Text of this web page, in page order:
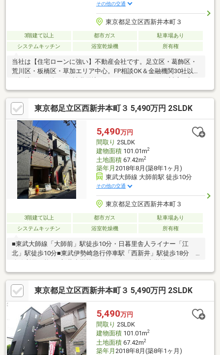
その他の交通
東京都足立区西新井本町３
3階建て以上 都市ガス
駐車場あり
システムキッチン
浴室乾燥機 所有権
当社は【住宅ローンに強い】不動産会社です。足立区・葛飾区・
荒川区・板橋区・草加エリア中心。FP相談OK＆金融機関30社以上
ての方や、他社で住宅ローンが難しかった方も安心してご相談く
ださい。▼資料請求・内覧予約 受付中▼フリーダイヤル：0120-
699-295電話が苦手な方は【下記パンフレット内LINE】から相談も
可能です。
東京都足立区西新井本町３ 5,490万円 2SLDK
5,490万円
間取り 2SLDK
建物面積101.01m2
土地面積67.42m2
築年月 2018年8月(築8年1ヶ月)
東武大師線 大師前駅 徒歩10分
その他の交通
東京都足立区西新井本町３
3階建て以上 都市ガス
駐車場あり
システムキッチン
浴室乾燥機 所有権
■東武大師線「大師前」駅徒歩10分・日暮里舎人ライナー「江
北」駅徒歩10分■東武伊勢崎急行停車駅「西新井」駅徒歩18分 3
ｍでお子様の通学も安心■室内リフォーム（2026年7月完了）キッ
チン（浄水器付き水栓・ガスコンロ）・トイレ（温水洗浄便
座）・壁・天井（クロス貼替）・室内ハウスクリーニング物件の
ご見学・詳細は、担当澤本（さわもと）までお気軽にお問い合わ
せください。
東京都足立区西新井本町３ 5,490万円 2SLDK
5,490万円
間取り 2SLDK
建物面積101.01m2
土地面積67.42m2
築年月 2018年8月(築8年1ヶ月)